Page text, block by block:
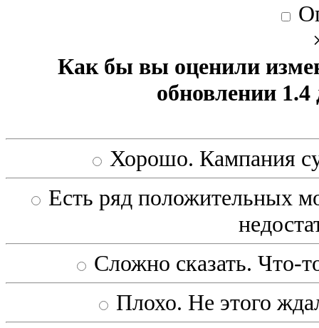
Как бы вы оценили
обновлении
Хорошо. Кампания
Есть ряд положительных
Сложно сказать. Что-
Плохо. Не этого